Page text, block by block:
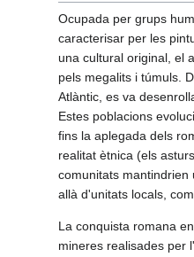
Ocupada per grups
caracterisar per les
una cultural original, el
pels megalits i túmuls.
Atlàntic, es va
Estes poblacions
fins la aplegada dels
realitat ètnica (els
comunitats
allà d'unitats locals,
La conquista romana
mineres realisades per l'